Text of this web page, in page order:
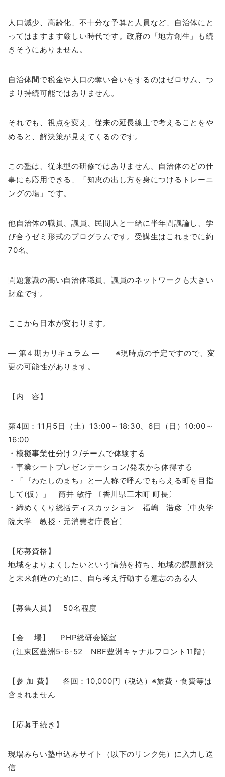
人口減少、高齢化、不十分な予算と人員など、自治体にと
ってはますます厳しい時代です。政府の「地方創生」も続
きそうにありません。
自治体間で税金や人口の奪い合いをするのはゼロサム、つ
まり持続可能ではありません。
それでも、視点を変え、従来の延長線上で考えることをや
めると、解決策が見えてくるのです。
この塾は、従来型の研修ではありません。自治体のどの仕
事にも応用できる、「知恵の出し方を身につけるトレーニ
ングの場」です。
他自治体の職員、議員、民間人と一緒に半年間議論し、学
び合うゼミ形式のプログラムです。受講生はこれまでに約
70名。
問題意識の高い自治体職員、議員のネットワークも大きい
財産です。
ここから日本が変わります。
― 第４期カリキュラム ― ※現時点の予定ですので、変
更の可能性があります。
【内 容】
第4回：11月5日（土）13:00～18:30、6日（日）10:00～
16:00
・模擬事業仕分け２/チームで体験する
・事業シートプレゼンテーション/発表から体得する
・「『わたしのまち』と一人称で呼んでもらえる町を目指
して(仮）」 筒井 敏行 〔香川県三木町 町長〕
・締めくくり総括ディスカッション 福嶋 浩彦〔中央学
院大学 教授・元消費者庁長官〕
【応募資格】
地域をよりよくしたいという情熱を持ち、地域の課題解決
と未来創造のために、自ら考え行動する意志のある人
【募集人員】 50名程度
【会 場】 PHP総研会議室
（江東区豊洲5-6-52 NBF豊洲キャナルフロント11階）
【参 加 費】 各回：10,000円（税込）※旅費・食費等は
含まれません
【応募手続き】
現場みらい塾申込みサイト（以下のリンク先）に入力し送
信